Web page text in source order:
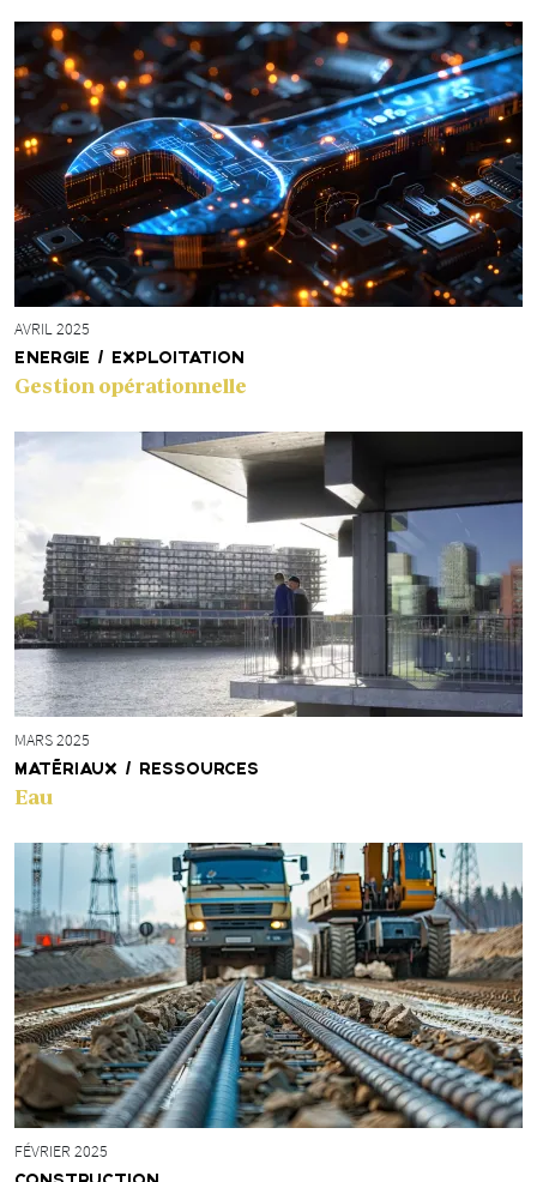
AVRIL 2025
ENERGIE / EXPLOITATION
Gestion opérationnelle
MARS 2025
MATÉRIAUX / RESSOURCES
Eau
FÉVRIER 2025